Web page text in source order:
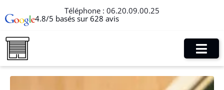
Téléphone : 06.20.09.00.25
4.8/5 basés sur 628 avis